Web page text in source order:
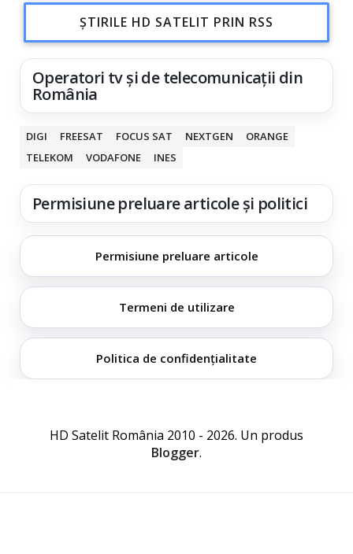
ȘTIRILE HD SATELIT PRIN RSS
Operatori tv și de telecomunicații din
România
DIGI FREESAT FOCUS SAT NEXTGEN
ORANGE
TELEKOM
VODAFONE INES
Permisiune preluare articole și politici
Permisiune preluare articole
Termeni de utilizare
Politica de confidențialitate
HD Satelit România 2010 - 2026. Un produs
Blogger.